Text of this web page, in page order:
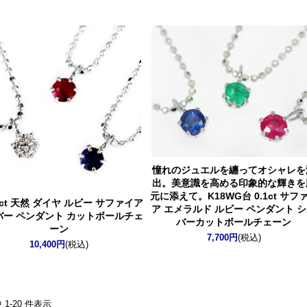
天然 ダイヤ ルビー サファイア
ー ペンダント カットボールチェ
ーン
10,400円(税込)
憧れのジュエルを纏ってオシャレ
出。美意識を高める印象的な輝き
元に添えて。 K18WG台 0.1ct サフ
ア エメラルド ルビー ペンダント
バーカットボールチェーン
7,700円(税込)
1-20 件表示